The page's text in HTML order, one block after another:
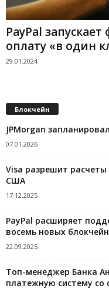
PayPal
оплату «в один
29.01.2024
Блокчейн
JPMorgan
07.01.2026
Visa разрешит расчеты
США
17.12.2025
PayPal расширяет
восемь новых
22.09.2025
Топ-менеджер Банка
платежную систему со